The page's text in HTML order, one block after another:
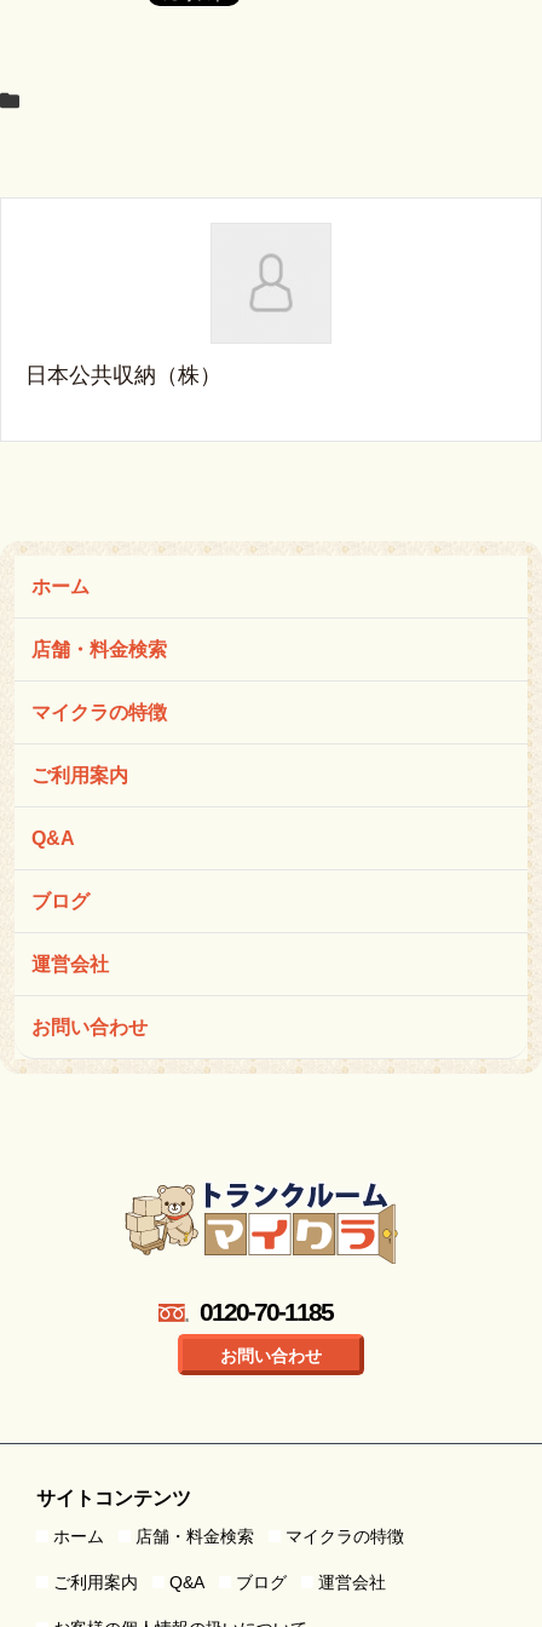
日本公共収納（株）
ホーム
店舗・料金検索
マイクラの特徴
ご利用案内
Q&A
ブログ
運営会社
お問い合わせ
0120-70-1185
お問い合わせ
サイトコンテンツ
ホーム 店舗・料金検索 マイクラの特徴
ご利用案内 Q&A ブログ 運営会社